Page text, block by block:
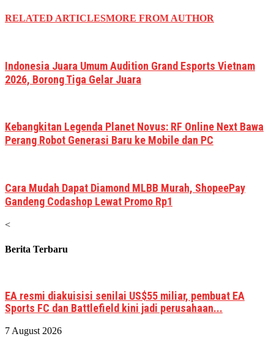
RELATED ARTICLESMORE FROM AUTHOR
Indonesia Juara Umum Audition Grand Esports Vietnam
2026, Borong Tiga Gelar Juara
Kebangkitan Legenda Planet Novus: RF Online Next Bawa
Perang Robot Generasi Baru ke Mobile dan PC
Cara Mudah Dapat Diamond MLBB Murah, ShopeePay
Gandeng Codashop Lewat Promo Rp1
<
Berita Terbaru
EA resmi diakuisisi senilai US$55 miliar, pembuat EA
Sports FC dan Battlefield kini jadi perusahaan...
7 August 2026